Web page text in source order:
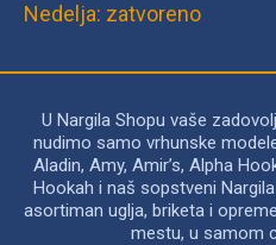
Nedelja: zatvoreno
U Nargila Shopu vaše
nudimo samo vrhunske
Aladin, Amy, Amir’s, Alpha
Hookah i naš sopstveni
asortiman uglja, briketa i
mestu, u samom